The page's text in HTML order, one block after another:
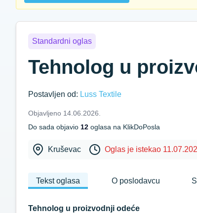
Standardni oglas
Tehnolog u
Postavljen od: Luss Textile
Objavljeno 14.06.2026.
Do sada objavio 12 oglasa na KlikDoPosla
Kruševac Oglas je istekao
Tekst oglasa O poslodavcu
Tehnolog u proizvodnji odeće